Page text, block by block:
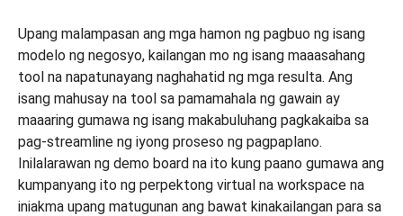
Upang malampasan ang mga hamon ng pagbuo ng isang
modelo ng negosyo, kailangan mo ng isang maaasahang
tool na napatunayang naghahatid ng mga resulta. Ang
isang mahusay na tool sa pamamahala ng gawain ay
maaaring gumawa ng isang makabuluhang pagkakaiba sa
pag-streamline ng iyong proseso ng pagpaplano.
Inilalarawan ng demo board na ito kung paano gumawa ang
kumpanyang ito ng perpektong virtual na workspace na
iniakma upang matugunan ang bawat kinakailangan para sa